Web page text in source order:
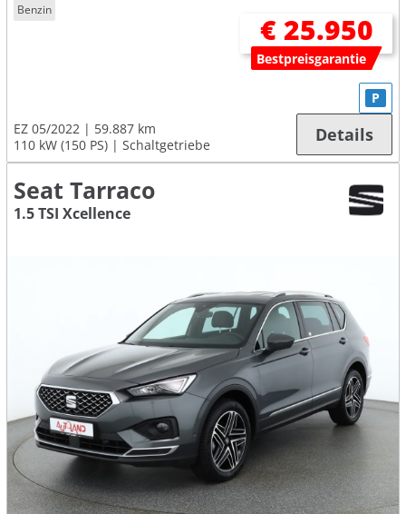
Benzin
€ 25.950
Bestpreisgarantie
EZ 05/2022
59.887 km
110 kW (150 PS)
Schaltgetriebe
P
Details
Seat Tarraco
1.5 TSI Xcellence